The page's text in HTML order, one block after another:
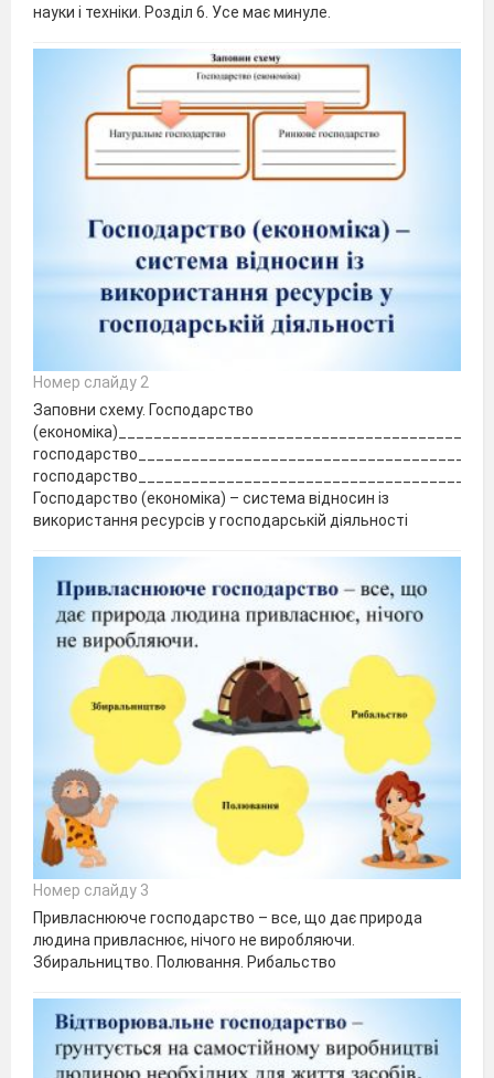
науки і техніки. Розділ 6. Усе має минуле.
Номер слайду 2
Заповни схему. Господарство
Господарство (економіка) – система відносин із
використання ресурсів у господарській діяльності
Номер слайду 3
Привласнююче господарство – все, що дає природа
людина привласнює, нічого не виробляючи.
Збиральництво. Полювання. Рибальство